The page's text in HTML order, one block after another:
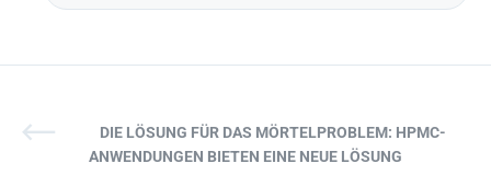
DIE LÖSUNG FÜR DAS MÖRTELPROBLEM: HPMC-
ANWENDUNGEN BIETEN EINE NEUE LÖSUNG